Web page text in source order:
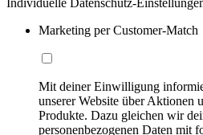
Individuelle Datenschutz-
Marketing per Customer-Match
Mit deiner Einwilligung
unserer Website über Aktionen
Produkte. Dazu gleichen wir
personenbezogenen Daten mit